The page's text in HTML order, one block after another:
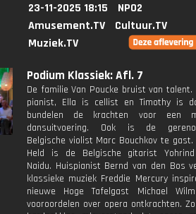
23-11-2025 18:15
NPO2
Amusement.TV
Cultuur.TV
Muziek.TV
Podium Klassiek: Afl. 7
De familie Van Poucke bruist van talent.
pianist, Ella is cellist en Timothy is
bundelen de krachten voor een
dansuitvoering. Ook is de
Belgische violist Marc Bouchkov te gast.
Held is de Belgische gitarist
Naidu. Huispianist Bernd van den Bos
klassieke muziek Freddie Mercury
nieuwe Hoge Tafelgast Michael
vooroordelen over opera ontkrachten.